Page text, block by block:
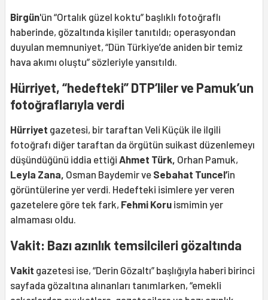
Birgün'ün “Ortalık güzel koktu” başlıklı fotoğraflı
haberinde, gözaltında kişiler tanıtıldı; operasyondan
duyulan memnuniyet, “Dün Türkiye’de aniden bir temiz
hava akımı oluştu” sözleriyle yansıtıldı.
Hürriyet, “hedefteki” DTP’liler ve Pamuk’un
fotoğraflarıyla verdi
Hürriyet gazetesi, bir taraftan Veli Küçük ile ilgili
fotoğrafı diğer taraftan da örgütün suikast düzenlemeyı
düşündüğünü iddia ettiği Ahmet Türk, Orhan Pamuk,
Leyla Zana, Osman Baydemir ve Sebahat Tuncel’in
görüntülerine yer verdi. Hedefteki isimlere yer veren
gazetelere göre tek fark, Fehmi Koru ismimin yer
almaması oldu.
Vakit: Bazı azınlık temsilcileri gözaltında
Vakit gazetesi ise, “Derin Gözaltı” başlığıyla haberi birinci
sayfada gözaltına alınanları tanımlarken, “emekli